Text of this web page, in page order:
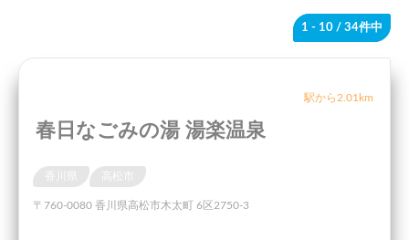
1 - 10 / 34件中
駅から2.01km
春日なごみの湯 湯楽温泉
香川県
〒760-0080 香川県高松市木太町 6区2750-3